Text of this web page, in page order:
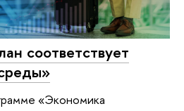
соответствует
«Экономика